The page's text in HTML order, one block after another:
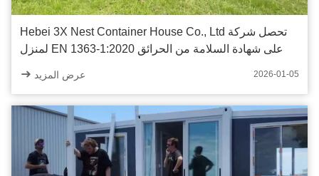
تحصل شركة Hebei 3X Nest Container House Co., Ltd
على شهادة السلامة من الحرائق EN 1363-1:2020 لمنزل
2026-01-05 عرض المزيد